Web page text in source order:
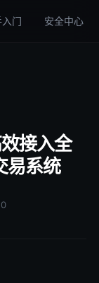
门 安全中心
接入全
易系统